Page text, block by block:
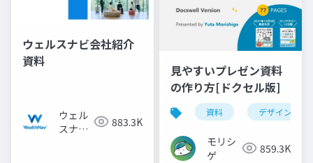
ウェルスナビ会社紹介
資料
ウェル
スナビ
883.3K
見やすいプレゼン資料
の作り方[ドクセル版]
資料 デザイン
モリシ
ゲ
859.3K